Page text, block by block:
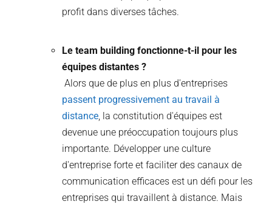
profit dans diverses tâches.
Le team building fonctionne-t-il pour les
équipes distantes ?
Alors que de plus en plus d'entreprises
passent progressivement au travail à
distance, la constitution d'équipes est
devenue une préoccupation toujours plus
importante. Développer une culture
d'entreprise forte et faciliter des canaux de
communication efficaces est un défi pour les
entreprises qui travaillent à distance. Mais